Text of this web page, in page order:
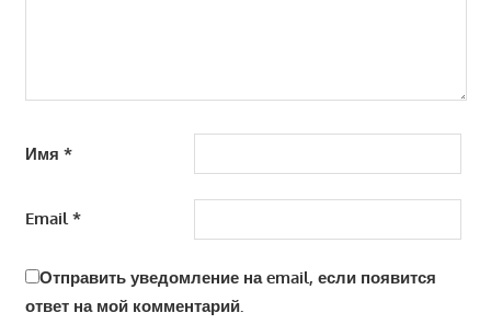
Имя *
Email*
Отправить уведомление на email, если появится
ответ на мой комментарий.